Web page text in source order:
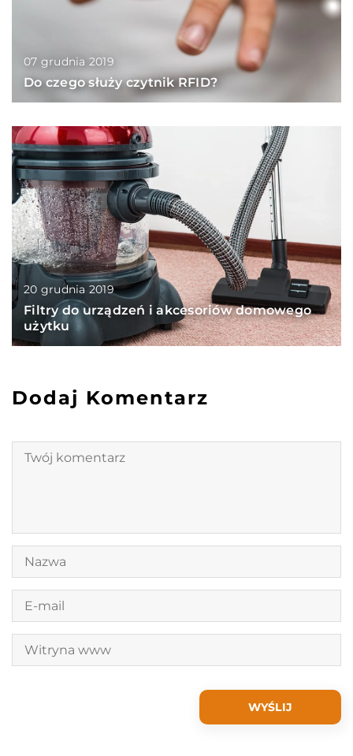
07 grudnia 2019
Do czego służy czytnik RFID?
20 grudnia 2019
Filtry do urządzeń i akcesoriów domowego
użytku
Dodaj Komentarz